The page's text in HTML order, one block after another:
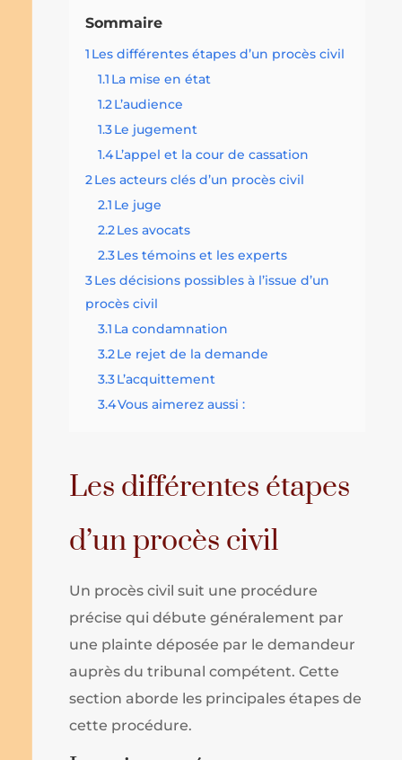
Sommaire
1 Les différentes étapes d’un procès civil
1.1 La mise en état
1.2L’audience
1.3Le jugement
1.4L’appel et la cour de cassation
2Les acteurs clés d’un procès civil
2.1 Le juge
2.2Les avocats
2.3Les témoins et les experts
3Les décisions possibles à l’issue d’un
procès civil
3.1 La condamnation
3.2Le rejet de la demande
3.3L’acquittement
3.4Vous aimerez aussi :
Les différentes étapes
d’un procès civil
Un procès civil suit une procédure
précise qui débute généralement par
une plainte déposée par le demandeur
auprès du tribunal compétent. Cette
section aborde les principales étapes de
cette procédure.